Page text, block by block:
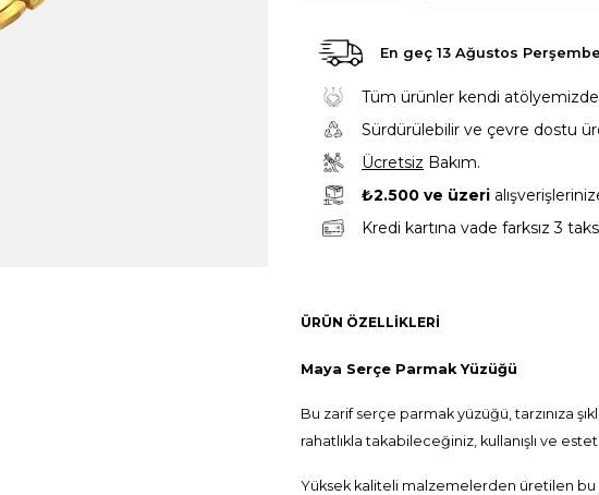
En geç 13 Ağustos
Tüm ürünler kendi
Sürdürülebilir ve çevre dostu
Ücretsiz Bakım.
₺2.500 ve üzeri
Kredi kartına vade farksız 3
ÜRÜN ÖZELLIKLERI
Maya Serçe Parmak Yüzüğü
Bu zarif serçe parmak yüzüğü, tarzınıza
rahatlıkla takabileceğiniz, kullanışlı ve
Yüksek kaliteli malzemelerden üretilen bu